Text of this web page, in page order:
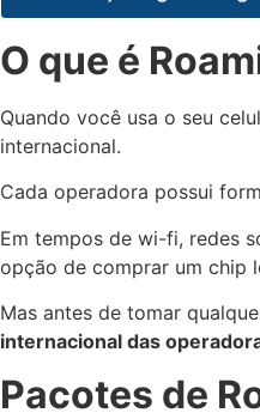
O que é
Quando você usa o seu
internacional.
Cada operadora possui
Em tempos de wi-fi, redes
opção de comprar um chip
Mas antes de tomar
internacional das
Pacotes de